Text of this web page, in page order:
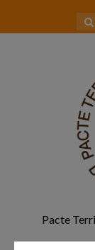
por:
Pacte